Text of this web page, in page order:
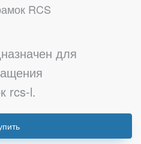
RCS
для
rcs-l.